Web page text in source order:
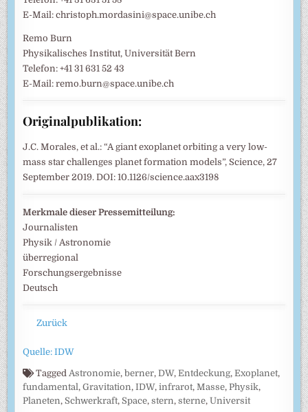
E-Mail: christoph.mordasini@space.unibe.ch
Remo Burn
Physikalisches Institut, Universität Bern
Telefon: +41 31 631 52 43
E-Mail: remo.burn@space.unibe.ch
Originalpublikation:
J.C. Morales, et al.: “A giant exoplanet orbiting a very low-
mass star challenges planet formation models”, Science, 27
September 2019. DOI: 10.1126/science.aax3198
Merkmale dieser Pressemitteilung:
Journalisten
Physik / Astronomie
überregional
Forschungsergebnisse
Deutsch
Zurück
Quelle: IDW
Tagged Astronomie,berner, DW,Entdeckung,Exoplanet,
fundamental,Gravitation,IDW,infrarot, Masse, Physik,
Planeten, Schwerkraft, Space,stern,sterne,Universit